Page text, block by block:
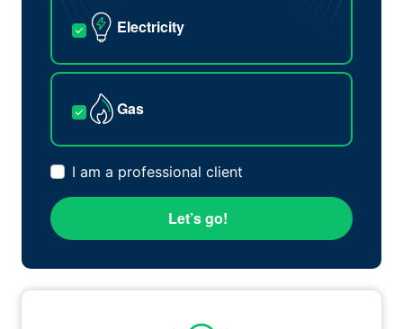
Electricity
Gas
I am a professional client
Let’s go!